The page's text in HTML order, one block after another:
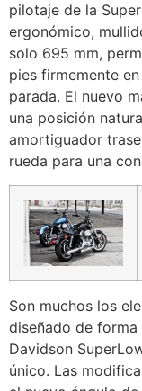
pilotaje de la
ergonómico,
solo 695 mm,
pies firmemente
parada. El nuevo
una posición
amortiguador
rueda para una
Son muchos los
diseñado de
Davidson
único. Las